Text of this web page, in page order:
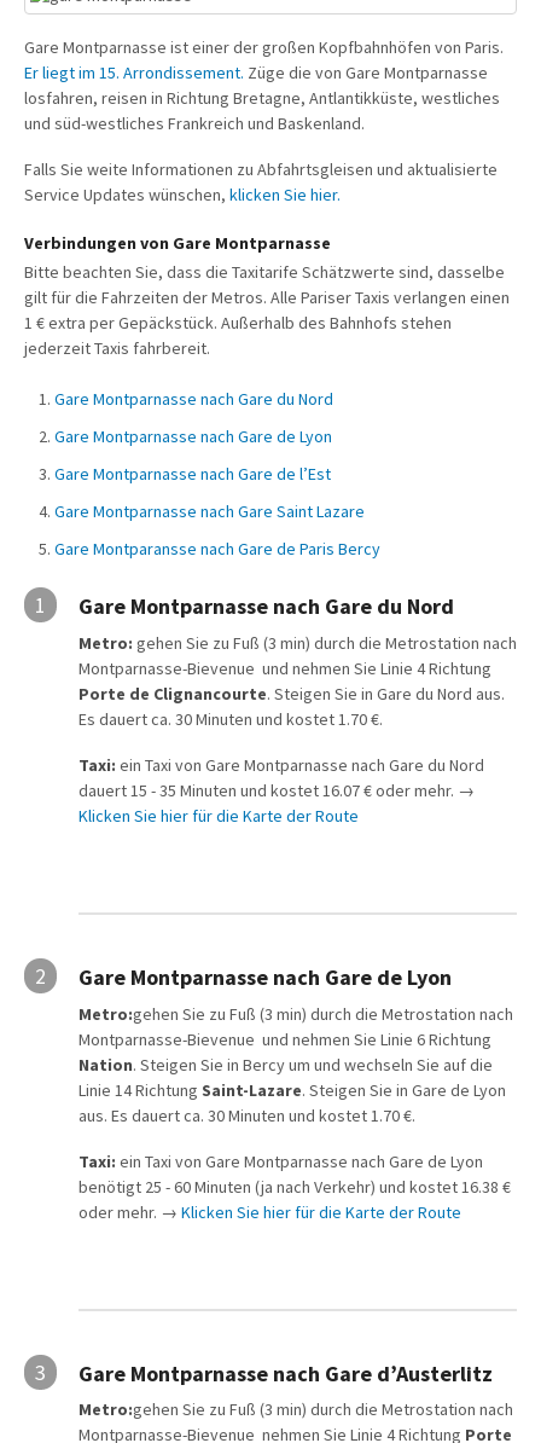
Gare Montparnasse ist einer der großen Kopfbahnhöfen von Paris.
Er liegt im 15. Arrondissement. Züge die von Gare Montparnasse
losfahren, reisen in Richtung Bretagne, Antlantikküste, westliches
und süd-westliches Frankreich und Baskenland.
Falls Sie weite Informationen zu Abfahrtsgleisen und aktualisierte
Service Updates wünschen, klicken Sie hier.
Verbindungen von Gare Montparnasse
Bitte beachten Sie, dass die Taxitarife Schätzwerte sind, dasselbe
gilt für die Fahrzeiten der Metros. Alle Pariser Taxis verlangen einen
1 € extra per Gepäckstück. Außerhalb des Bahnhofs stehen
jederzeit Taxis fahrbereit.
Gare Montparnasse nach Gare du Nord
Gare Montparnasse nach Gare de Lyon
Gare Montparnasse nach Gare de l’Est
Gare Montparnasse nach Gare Saint Lazare
Gare Montparansse nach Gare de Paris Bercy
1 Gare Montparnasse nach Gare du Nord
Metro: gehen Sie zu Fuß (3 min) durch die Metrostation nach
Montparnasse-Bievenue und nehmen Sie Linie 4 Richtung
Porte de Clignancourte. Steigen Sie in Gare du Nord aus.
Es dauert ca. 30 Minuten und kostet 1.70 €.
Taxi: ein Taxi von Gare Montparnasse nach Gare du Nord
dauert 15 - 35 Minuten und kostet 16.07 € oder mehr. →
Klicken Sie hier für die Karte der Route
2 Gare Montparnasse nach Gare de Lyon
Metro:gehen Sie zu Fuß (3 min) durch die Metrostation nach
Montparnasse-Bievenue und nehmen Sie Linie 6 Richtung
Nation. Steigen Sie in Bercy um und wechseln Sie auf die
Linie 14 Richtung Saint-Lazare. Steigen Sie in Gare de Lyon
aus. Es dauert ca. 30 Minuten und kostet 1.70 €.
Taxi: ein Taxi von Gare Montparnasse nach Gare de Lyon
benötigt 25 - 60 Minuten (ja nach Verkehr) und kostet 16.38 €
oder mehr. → Klicken Sie hier für die Karte der Route
3 Gare Montparnasse nach Gare d’Austerlitz
Metro:gehen Sie zu Fuß (3 min) durch die Metrostation nach
Montparnasse-Bievenue nehmen Sie Linie 4 Richtung Porte